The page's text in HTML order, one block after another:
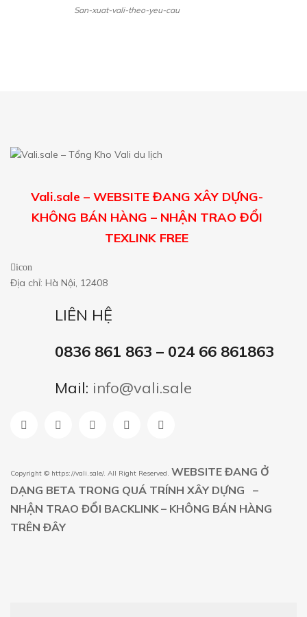
San-xuat-vali-theo-yeu-cau
Vali.sale – WEBSITE ĐANG XÂY DỰNG-
KHÔNG BÁN HÀNG – NHẬN TRAO ĐỔI
TEXLINK FREE
icon
Địa chỉ: Hà Nội, 12408
LIÊN HỆ
0836 861 863 – 024 66 861863
Mail: info@vali.sale
Copyright © https://vali.sale/. All Right Reserved. WEBSITE ĐANG Ở
DẠNG BETA TRONG QUÁ TRÍNH XÂY DỰNG –
NHẬN TRAO ĐỔI BACKLINK – KHÔNG BÁN HÀNG
TRÊN ĐÂY